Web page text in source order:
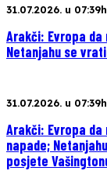
31.07.2026. u 07:39h
Arakči: Evropa
Netanjahu se
31.07.2026. u 07:39h
Arakči: Evropa
napade;
posjete